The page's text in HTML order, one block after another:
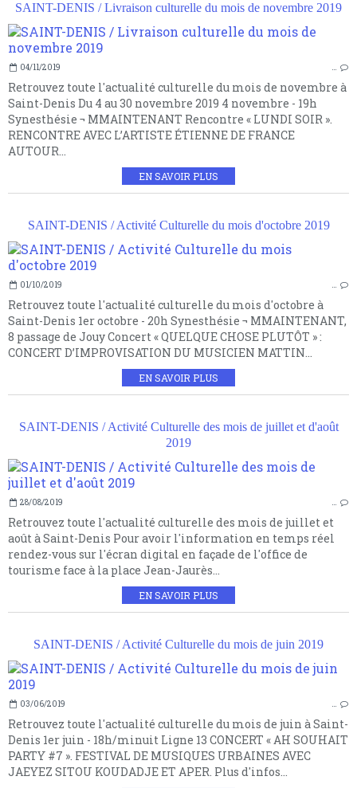
SAINT-DENIS / Livraison culturelle du mois de novembre 2019
04/11/2019 …
Retrouvez toute l'actualité culturelle du mois de novembre à
Saint-Denis Du 4 au 30 novembre 2019 4 novembre - 19h
Synesthésie ¬ MMAINTENANT Rencontre « LUNDI SOIR ».
RENCONTRE AVEC L’ARTISTE ÉTIENNE DE FRANCE
AUTOUR...
EN SAVOIR PLUS
SAINT-DENIS / Activité Culturelle du mois d'octobre 2019
01/10/2019 …
Retrouvez toute l'actualité culturelle du mois d'octobre à
Saint-Denis 1er octobre - 20h Synesthésie ¬ MMAINTENANT,
8 passage de Jouy Concert « QUELQUE CHOSE PLUTÔT » :
CONCERT D’IMPROVISATION DU MUSICIEN MATTIN...
EN SAVOIR PLUS
SAINT-DENIS / Activité Culturelle des mois de juillet et d'août
2019
28/08/2019 …
Retrouvez toute l'actualité culturelle des mois de juillet et
août à Saint-Denis Pour avoir l'information en temps réel
rendez-vous sur l'écran digital en façade de l'office de
tourisme face à la place Jean-Jaurès...
EN SAVOIR PLUS
SAINT-DENIS / Activité Culturelle du mois de juin 2019
03/06/2019 …
Retrouvez toute l'actualité culturelle du mois de juin à Saint-
Denis 1er juin - 18h/minuit Ligne 13 CONCERT « AH SOUHAIT
PARTY #7 ». FESTIVAL DE MUSIQUES URBAINES AVEC
JAEYEZ SITOU KOUDADJE ET APER. Plus d'infos...